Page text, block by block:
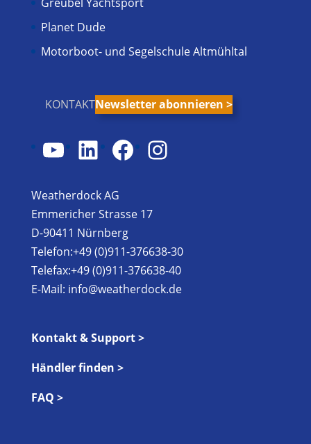
Planet Dude
Motorboot- und Segelschule Altmühltal
KONTAKTNewsletter abonnieren >
YouTube
LinkedIn
Facebook
Instagram
Weatherdock AG
Emmericher Strasse 17
D-90411 Nürnberg
Telefon:+49 (0)911-376638-30
Telefax:+49 (0)911-376638-40
E-Mail: info@weatherdock.de
Kontakt & Support >
Händler finden >
FAQ >